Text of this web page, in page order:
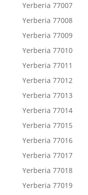
Yerberia 77007
Yerberia 77008
Yerberia 77009
Yerberia 77010
Yerberia 77011
Yerberia 77012
Yerberia 77013
Yerberia 77014
Yerberia 77015
Yerberia 77016
Yerberia 77017
Yerberia 77018
Yerberia 77019